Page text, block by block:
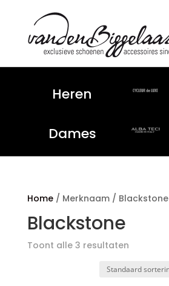
Heren
Dames
Home/ Merknaam / Blackstone
Blackstone
Toont alle 3 resultaten